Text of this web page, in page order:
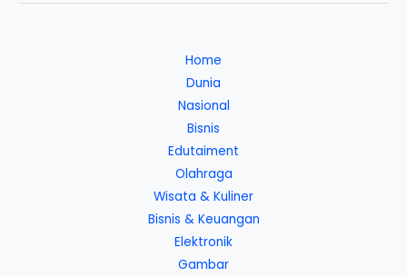
Home
Dunia
Nasional
Bisnis
Edutaiment
Olahraga
Wisata & Kuliner
Bisnis & Keuangan
Elektronik
Gambar